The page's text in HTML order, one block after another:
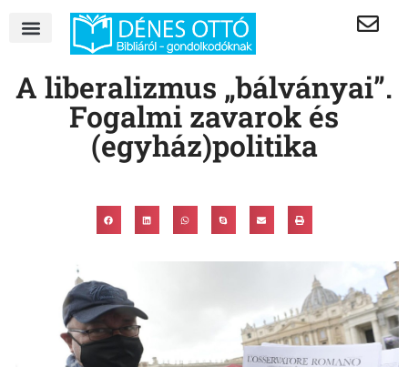
A liberalizmus „bálványai”.
Fogalmi zavarok és
(egyház)politika